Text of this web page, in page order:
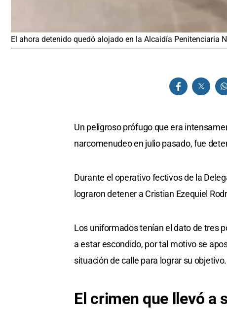
El ahora detenido quedó alojado en la Alcaidía Penitenciaria
Un peligroso prófugo que era
narcomenudeo en julio pasado, fue
Durante el operativo fectivos de la
lograron detener a Cristian Ezequiel
Los uniformados tenían el dato de tres
a estar escondido, por tal motivo se
situación de calle para lograr su objetivo.
El crimen que llevó a